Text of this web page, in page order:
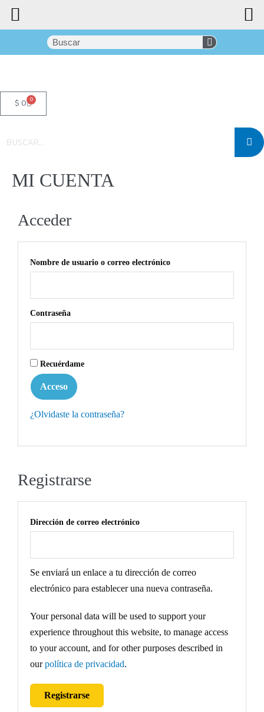
$0 0
MI CUENTA
Acceder
Nombre de usuario o correo electrónico
Contraseña
Recuérdame
Acceso
¿Olvidaste la contraseña?
Registrarse
Dirección de correo electrónico
Se enviará un enlace a tu dirección de correo
electrónico para establecer una nueva contraseña.
Your personal data will be used to support your
experience throughout this website, to manage access
to your account, and for other purposes described in
ourpolítica de privacidad.
Registrarse